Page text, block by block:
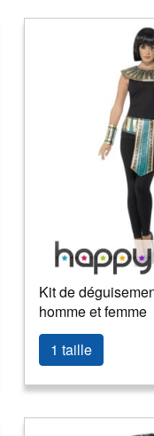
Kit de
homme et femme
1 taille